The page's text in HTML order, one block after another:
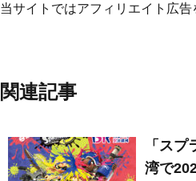
当サイトではアフィリエイト広告
関連記事
「ス
湾で